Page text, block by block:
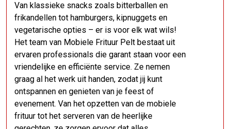
Van klassieke snacks zoals bitterballen en
frikandellen tot hamburgers, kipnuggets en
vegetarische opties – er is voor elk wat wils!
Het team van Mobiele Frituur Pelt bestaat uit
ervaren professionals die garant staan voor een
vriendelijke en efficiënte service. Ze nemen
graag al het werk uit handen, zodat jij kunt
ontspannen en genieten van je feest of
evenement. Van het opzetten van de mobiele
frituur tot het serveren van de heerlijke